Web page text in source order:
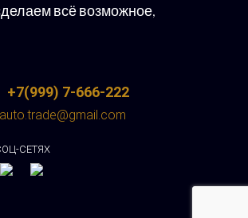
всё возможное,
+7(999) 7-666-222
СЕТЯХ